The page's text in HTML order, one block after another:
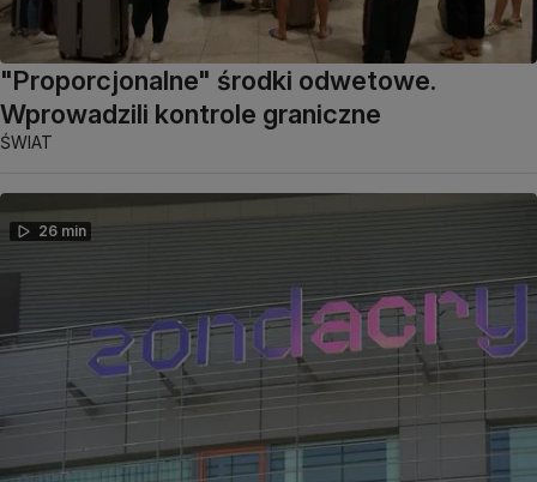
"Proporcjonalne" środki odwetowe.
Wprowadzili kontrole graniczne
ŚWIAT
26 min